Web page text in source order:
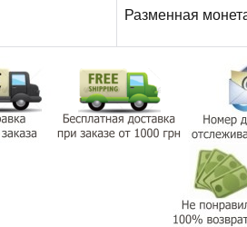
Разменная